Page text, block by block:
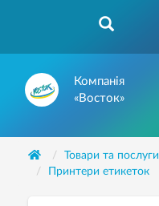
Компанія
«Восток»
Товари та послуги
Принтери етикеток